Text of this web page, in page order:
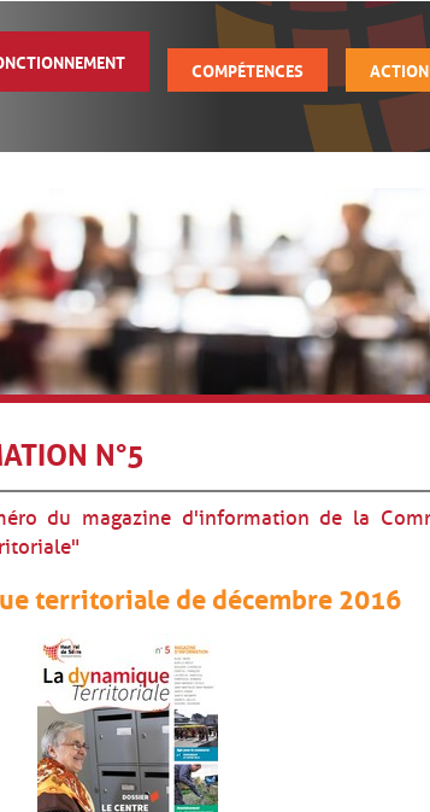
COMPÉTENCES
N°5
du magazine d'information de la
territoriale de décembre 2016